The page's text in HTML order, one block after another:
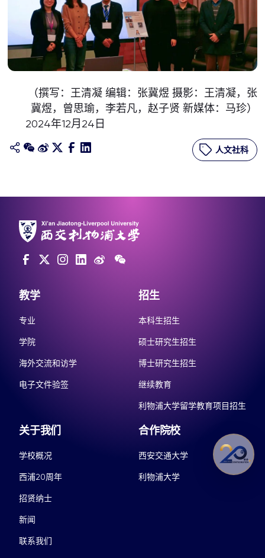
（撰写：王清凝 编辑：张冀煜 摄影：王清凝，张
冀煜，曾思瑜，李若凡，赵子贤 新媒体：马珍）
2024年12月24日
人文社科
教学
专业
学院
海外交流和访学
电子文件验签
招生
本科生招生
硕士研究生招生
博士研究生招生
继续教育
利物浦大学留学教育项目招生
关于我们
学校概况
西浦20周年
招贤纳士
新闻
联系我们
合作院校
西安交通大学
利物浦大学